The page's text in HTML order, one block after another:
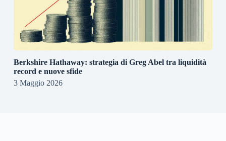
Berkshire Hathaway: strategia di Greg Abel tra liquidità
record e nuove sfide
3 Maggio 2026